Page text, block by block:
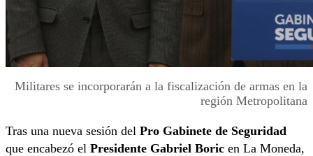
Militares se incorporarán a la fiscalización de armas en la
región Metropolitana
Tras una nueva sesión del Pro Gabinete de Seguridad
que encabezó el Presidente Gabriel Boric en La Moneda,